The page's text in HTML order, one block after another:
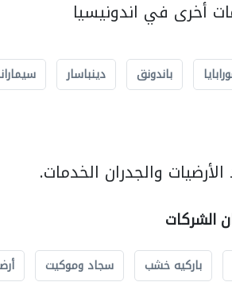
أخرى في اندونيسيا
باندونق دينباسار
والجدران الخدمات.
الشركات
باركيه خشب سجاد وموكيت